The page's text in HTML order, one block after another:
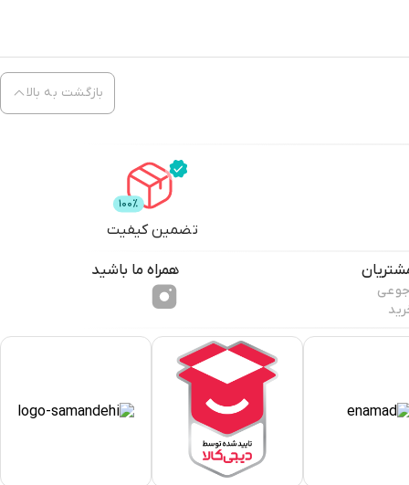
بازگشت به بالا
تضمین کیفیت
همراه ما باشید